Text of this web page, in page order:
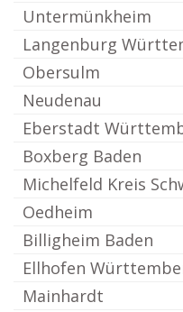
Untermünkheim
Langenburg
Obersulm
Neudenau
Eberstadt
Boxberg Baden
Michelfeld Kreis
Oedheim
Billigheim Baden
Ellhofen
Mainhardt